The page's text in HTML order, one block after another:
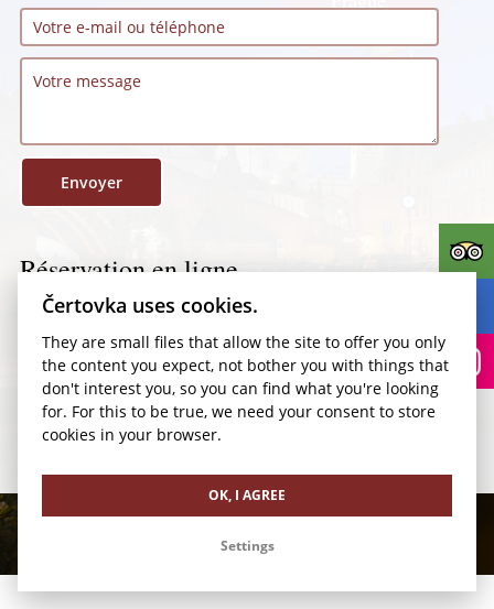
RÉSERVATION
Kudy k nám?
Réservation en ligne
Réservations directes et substantielles.
Réservation en ligne
Čertovka uses cookies.
They are small files that allow the site to offer you only
the content you expect, not bother you with things that
don't interest you, so you can find what you're looking
for. For this to be true, we need your consent to store
cookies in your browser.
OK, I AGREE
Settings